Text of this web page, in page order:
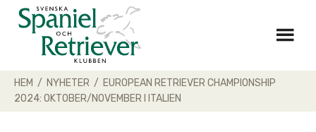
Skip
HEM / NYHETER / EUROPEAN RETRIEVER CHAMPIONSHIP
2024: OKTOBER/NOVEMBER I ITALIEN